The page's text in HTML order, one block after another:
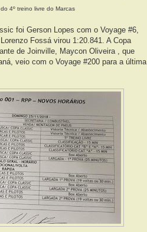
4º treino livre do Marcas
foi Gerson Lopes com o Voyage #6,
Fossá virou 1:20.841. A Copa
de Joinville, Maycon Oliveira , que
veio com o Voyage #200 para a última